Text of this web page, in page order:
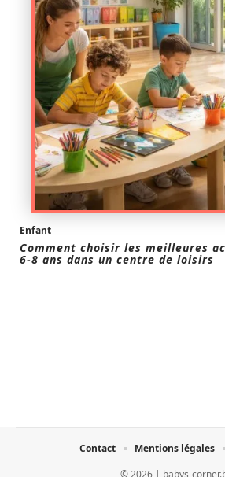
Enfant
Comment choisir les meilleures
6-8 ans dans un centre de loisirs
Contact Mentions légales